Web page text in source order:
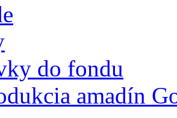
do fondu
amadín